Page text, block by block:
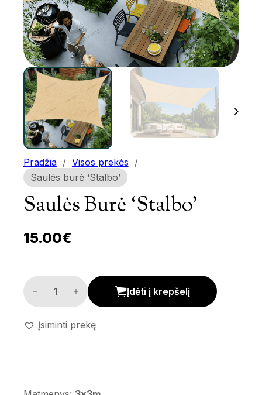
Pradžia / Visos prekės /
Saulės burė ‘Stalbo’
Saulės Burė ‘Stalbo’
15.00€
Saulės burė 'Stalbo' kiekis
Įdėti į krepšelį
Įsiminti prekę